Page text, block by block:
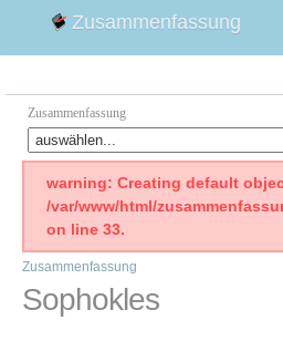
Zusammenfassung
Zusammenfassung
Faust
Willhelm Tell
Emilia Galotti
1. Weltkrieg Zusammenfassung
warning: Creating default
/var/www/html/
on line 33.
Zusammenfassung
Sophokles